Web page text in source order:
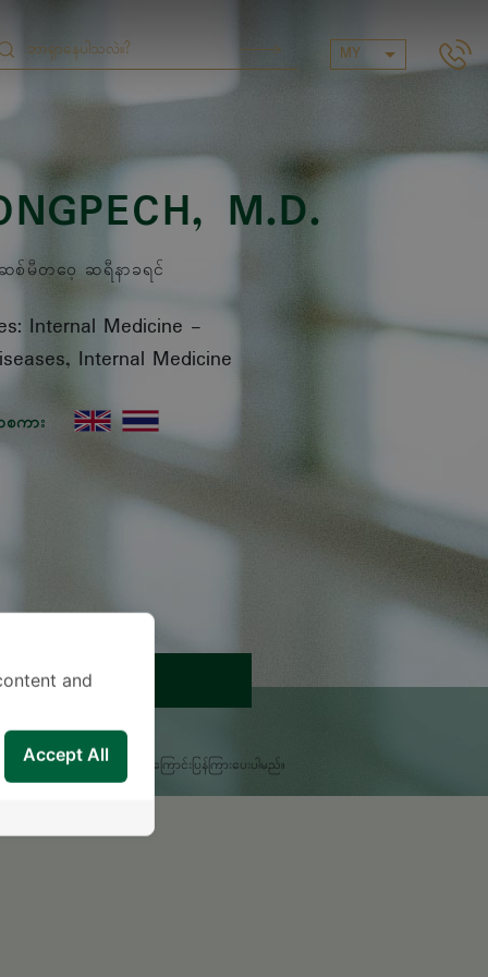
MY
, M.D.
တဝေ့ ဆရီနာခရင်
Internal Medicine -
Internal Medicine
ကား
ရက်ချိန်းယူရန်
ေးစရာရှိရင် မေးခဲ့ပါ။
နာအထောက်အကူပြုဌာနမှ အကြောင်းပြန်ကြားပေးပါမည်။
and
Accept All